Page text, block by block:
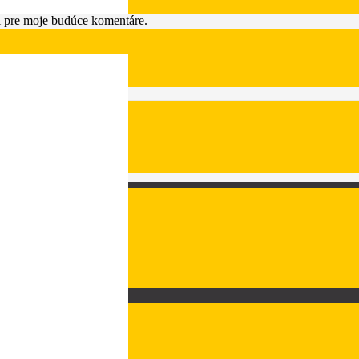
moje budúce komentáre.